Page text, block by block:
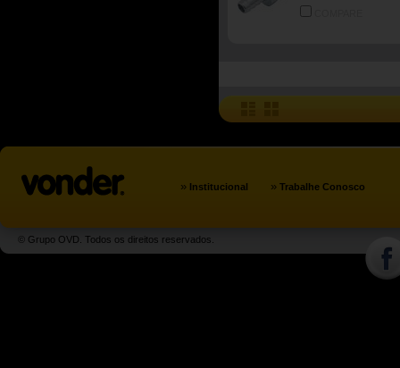
» Institucional » Trabalhe Conosco
© Grupo OVD. Todos os direitos reservados.